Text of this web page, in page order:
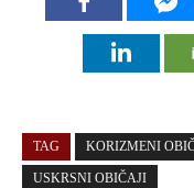
TAG KORIZMENI
USKRSNI OBIČAJI